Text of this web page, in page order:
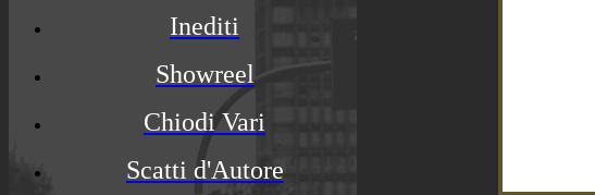
Inediti
Showreel
Chiodi Vari
Scatti d'Autore